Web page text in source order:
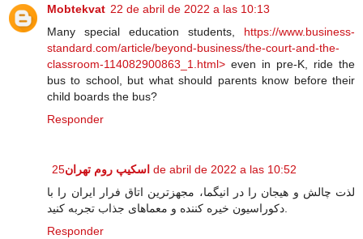
Mobtekvat 22 de abril de 2022 a las 10:13
Many special education students, https://www.business-
standard.com/article/beyond-business/the-court-and-the-
classroom-114082900863_1.html> even in pre-K, ride the
bus to school, but what should parents know before their
child boards the bus?
Responder
اسکیپ روم تهران 25 de abril de 2022 a las 10:52
لذت چالش و هیجان را در انیگما، مجهزترین اتاق فرار ایران را با
دکوراسیون خیره کننده و معماهای جذاب تجربه کنید.
Responder